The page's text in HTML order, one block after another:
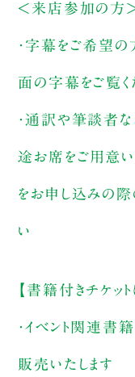
＜来店参加の方
・字幕をご希望の
面の字幕をご覧く
・通訳や筆談者
途お席をご用意い
をお申し込みの際
い
【書籍付きチケット
・イベント関連書籍
販売いたします